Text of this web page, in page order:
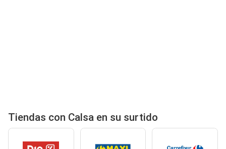
Tiendas con Calsa en su surtido